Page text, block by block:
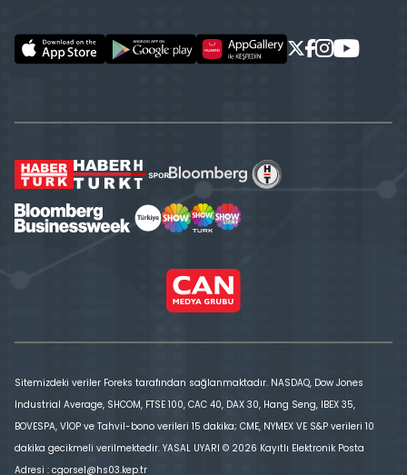
Sitemizdeki veriler Foreks tarafından sağlanmaktadır. NASDAQ, Dow Jones
Industrial Average, SHCOM, FTSE 100, CAC 40, DAX 30, Hang Seng, IBEX 35,
BOVESPA, VİOP ve Tahvil-bono verileri 15 dakika; CME, NYMEX VE S&P verileri 10
dakika gecikmeli verilmektedir. YASAL UYARI © 2026 Kayıtlı Elektronik Posta
Adresi : cgorsel@hs03.kep.tr